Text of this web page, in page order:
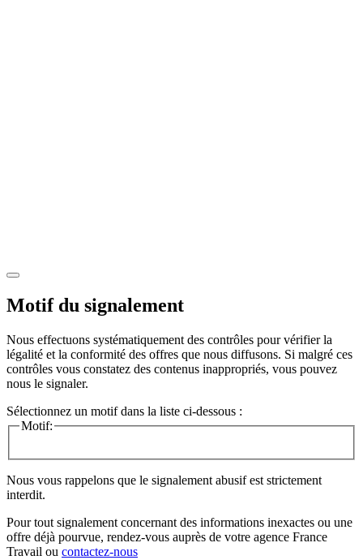
Motif du signalement
Nous effectuons systématiquement des contrôles pour vérifier la
légalité et la conformité des offres que nous diffusons. Si malgré ces
contrôles vous constatez des contenus inappropriés, vous pouvez
nous le signaler.
Sélectionnez un motif dans la liste ci-dessous :
Motif:
Nous vous rappelons que le signalement abusif est strictement
interdit.
Pour tout signalement concernant des informations inexactes ou une
offre déjà pourvue, rendez-vous auprès de votre agence France
Travail ou contactez-nous